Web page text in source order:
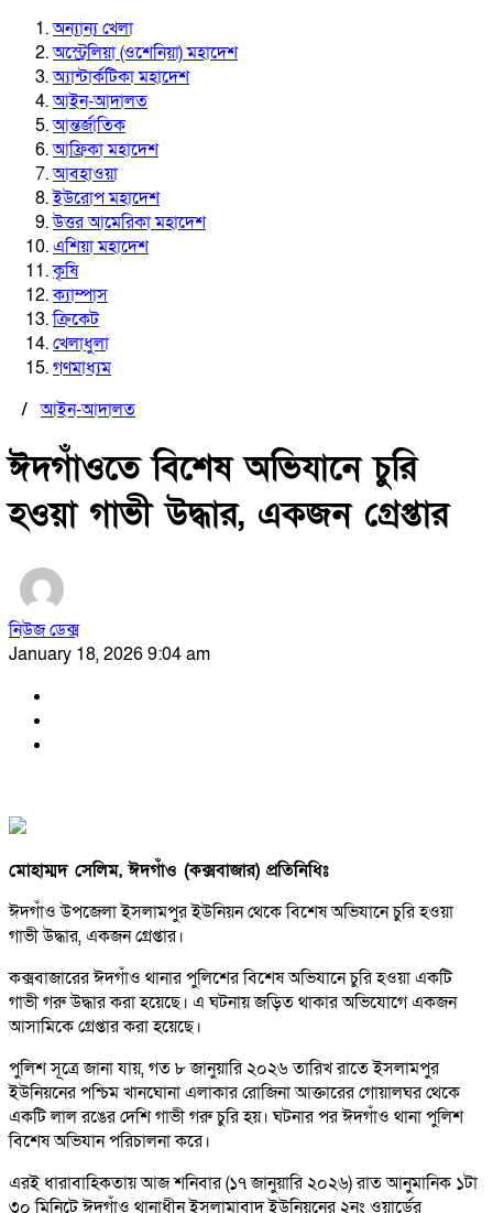
অন্যান্য খেলা
অস্ট্রেলিয়া (ওশেনিয়া) মহাদেশ
অ্যান্টার্কটিকা মহাদেশ
আইন-আদালত
আন্তর্জাতিক
আফ্রিকা মহাদেশ
আবহাওয়া
ইউরোপ মহাদেশ
উত্তর আমেরিকা মহাদেশ
এশিয়া মহাদেশ
কৃষি
ক্যাম্পাস
ক্রিকেট
খেলাধুলা
গণমাধ্যম
/আইন-আদালত
ঈদগাঁওতে বিশেষ অভিযানে চুরি
হওয়া গাভী উদ্ধার, একজন গ্রেপ্তার
নিউজ ডেক্স
January 18, 2026 9:04 am
মোহাম্মদ সেলিম, ঈদগাঁও (কক্সবাজার) প্রতিনিধিঃ
ঈদগাঁও উপজেলা ইসলামপুর ইউনিয়ন থেকে বিশেষ অভিযানে চুরি হওয়া
গাভী উদ্ধার, একজন গ্রেপ্তার।
কক্সবাজারের ঈদগাঁও থানার পুলিশের বিশেষ অভিযানে চুরি হওয়া একটি
গাভী গরু উদ্ধার করা হয়েছে। এ ঘটনায় জড়িত থাকার অভিযোগে একজন
আসামিকে গ্রেপ্তার করা হয়েছে।
পুলিশ সূত্রে জানা যায়, গত ৮ জানুয়ারি ২০২৬ তারিখ রাতে ইসলামপুর
ইউনিয়নের পশ্চিম খানঘোনা এলাকার রোজিনা আক্তারের গোয়ালঘর থেকে
একটি লাল রঙের দেশি গাভী গরু চুরি হয়। ঘটনার পর ঈদগাঁও থানা পুলিশ
বিশেষ অভিযান পরিচালনা করে।
এরই ধারাবাহিকতায় আজ শনিবার (১৭ জানুয়ারি ২০২৬) রাত আনুমানিক ১টা
৩০ মিনিটে ঈদগাঁও থানাধীন ইসলামাবাদ ইউনিয়নের ২নং ওয়ার্ডের